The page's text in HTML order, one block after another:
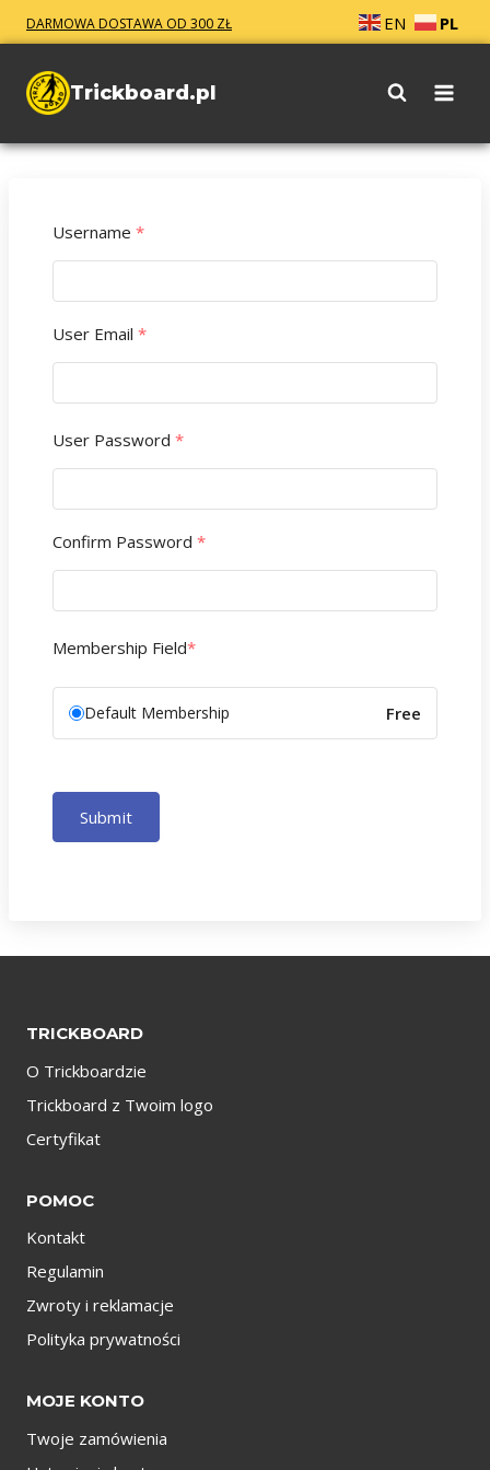
Przejdź
do
treści
DARMOWA DOSTAWA OD 300 ZŁ EN PL
Trickboard.pl
Username *
User Email *
User Password *
Confirm Password *
Membership Field*
Default Membership Free
Submit
TRICKBOARD
O Trickboardzie
Trickboard z Twoim logo
Certyfikat
POMOC
Kontakt
Regulamin
Zwroty i reklamacje
Polityka prywatności
MOJE KONTO
Twoje zamówienia